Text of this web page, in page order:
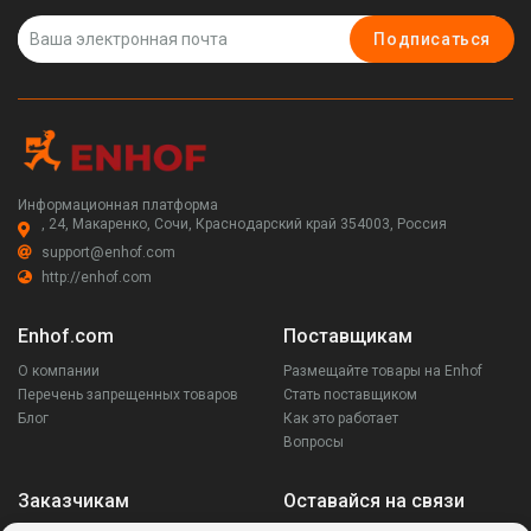
Подписаться
Информационная платформа
, 24, Макаренко, Сочи, Краснодарский край 354003, Россия
support@enhof.com
http://enhof.com
Enhof.com
О компании
Перечень запрещенных товаров
Блог
Поставщикам
Размещайте товары на Enhof
Стать поставщиком
Как это работает
Вопросы
Заказчикам Оставайся на связи